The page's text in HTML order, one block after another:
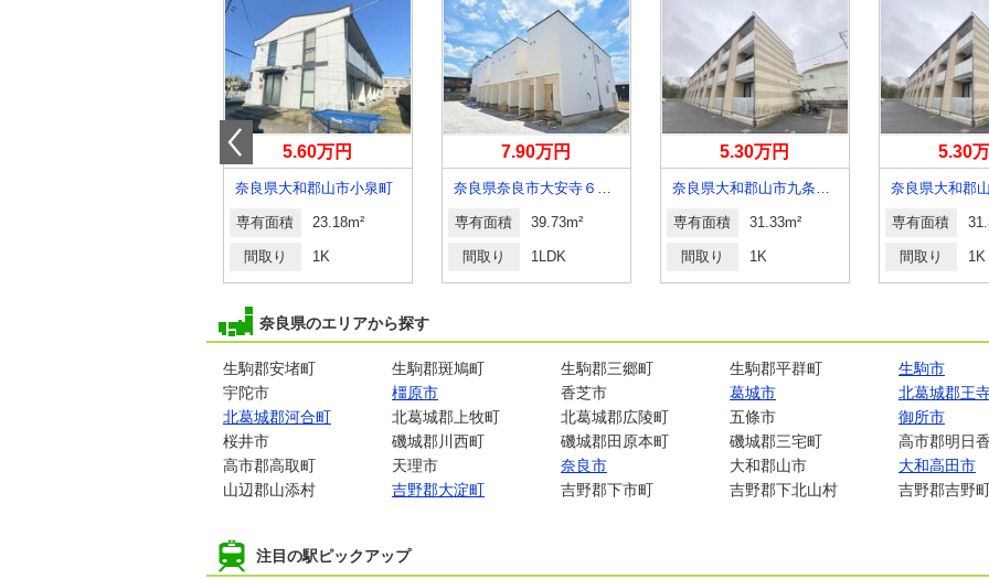
5.60万円
奈良県大和郡山市小泉町
専有面積 23.18m²
間取り 1K
7.90万円
奈良県奈良市大安寺６丁目
専有面積 39.73m²
間取り 1LDK
5.30万円
奈良県大和郡山市九条平野町
専有面積 31.33m²
間取り 1K
5.30
専有面積
間取り 1K
奈良県のエリアから探す
生駒郡安堵町 生駒郡斑鳩町 生駒郡三郷町 生駒郡平群町
生駒市
宇陀市
橿原市 香芝市 葛城市
北葛城郡王
北葛城郡河合町
北葛城郡上牧町 北葛城郡広陵町 五條市
御所市
桜井市
磯城郡川西町 磯城郡田原本町 磯城郡三宅町
高市郡明日
高市郡高取町
天理市 奈良市 大和郡山市
大和高田市
山辺郡山添村
吉野郡大淀町 吉野郡下市町 吉野郡下北山村 吉野郡吉野
注目の駅ピックアップ